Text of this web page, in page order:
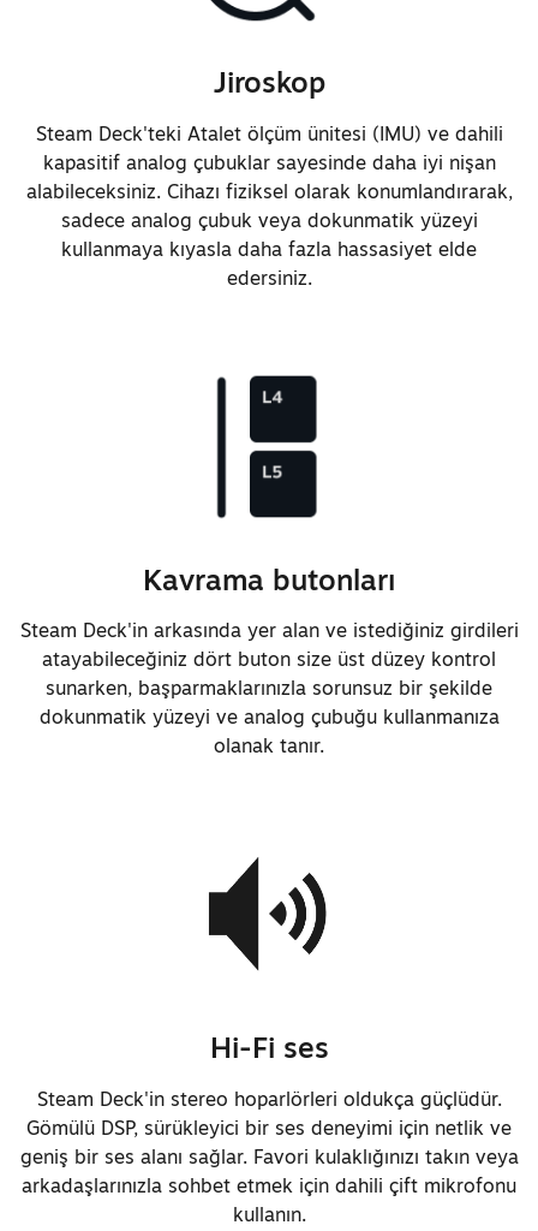
algılama için yeniden tasarlanmış
Büyük ölçüde geliştirilmiş
dokunmatik yüzey haptik
hassasiyeti
İyileştirilmiş pil kimyası
%80'e hızlı şarj
Güç kablosu gerektirmek yerine,
düğmesine uzun basarak uyandırma
desteği eklendi
Güç kablosunun uzunluğu 1,5 m'den
2,5 m'ye çıkarıldı
Toplam sistem ağırlığı yaklaşık
640 gram veya Steam Deck'ten
yaklaşık %5 daha az
yuvalara vidalanıyor
türüyle değiştirildi, ayrıca vida
başlarındaki diğer malzeme ve
geometri değişikleriyle aşınma
riski azalacak
Jiroskop
Steam Deck'teki Atalet ölçüm ünitesi (IMU) ve dahili
kapasitif analog çubuklar sayesinde daha iyi nişan
alabileceksiniz. Cihazı fiziksel olarak konumlandırarak,
sadece analog çubuk veya dokunmatik yüzeyi
kullanmaya kıyasla daha fazla hassasiyet elde
edersiniz.
Kavrama butonları
Steam Deck'in arkasında yer alan ve istediğiniz girdileri
atayabileceğiniz dört buton size üst düzey kontrol
sunarken, başparmaklarınızla sorunsuz bir şekilde
dokunmatik yüzeyi ve analog çubuğu kullanmanıza
olanak tanır.
Hi-Fi ses
Steam Deck'in stereo hoparlörleri oldukça güçlüdür.
Gömülü DSP, sürükleyici bir ses deneyimi için netlik ve
geniş bir ses alanı sağlar. Favori kulaklığınızı takın veya
arkadaşlarınızla sohbet etmek için dahili çift mikrofonu
kullanın.